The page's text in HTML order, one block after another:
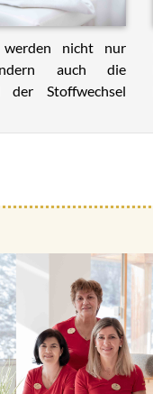
werden nicht nur
auch die
Stoffwechsel